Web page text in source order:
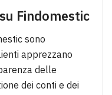
Findomestic
sono
apprezzano
delle
dei conti e dei